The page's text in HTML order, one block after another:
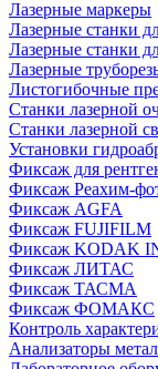
Лазерные маркеры
Лазерные станки
Лазерные станки
Лазерные
Листогибочные
Станки лазерной
Станки лазерной
Установки
Фиксаж для
Фиксаж Реахим-
Фиксаж AGFA
Фиксаж FUJIFILM
Фиксаж KODAK
Фиксаж ЛИТАС
Фиксаж ТАСМА
Фиксаж ФОМАКС
Контроль
Анализаторы